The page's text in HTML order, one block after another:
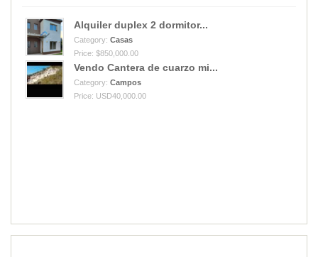
Alquiler duplex 2 dormitor...
Category: Casas
Price: $850,000.00
Vendo Cantera de cuarzo mi...
Category: Campos
Price: USD40,000.00